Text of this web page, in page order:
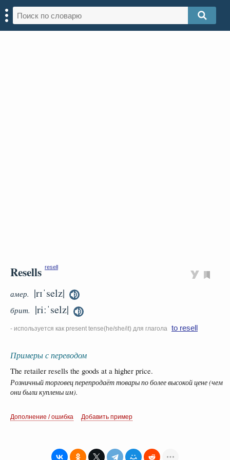
Resells resell
амер. |rɪˈselz|
брит. |riːˈselz|
- используется как present tense(he/she/it) для глагола to resell
Примеры с переводом
The retailer resells the goods at a higher price.
Розничный торговец перепродаёт товары по более высокой цене (чем
они были куплены им).
Дополнение / ошибка Добавить пример